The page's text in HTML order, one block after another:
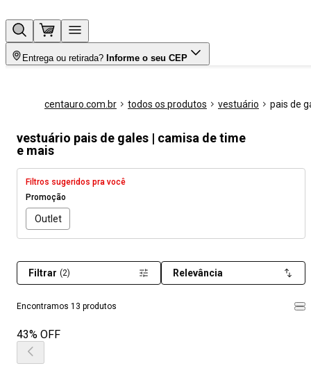
Entrega ou retirada? Informe o seu CEP
centauro.com.br todos os produtos vestuário pais de
vestuário pais de gales | camisa de time
e mais
Filtros sugeridos pra você
Promoção
Outlet
Encontramos 13 produtos
Filtrar (2) Relevância
43% OFF